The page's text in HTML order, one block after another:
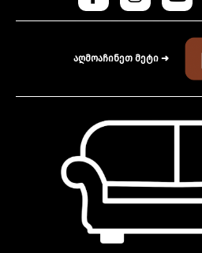
აღმოაჩინეთ მეტი ➜